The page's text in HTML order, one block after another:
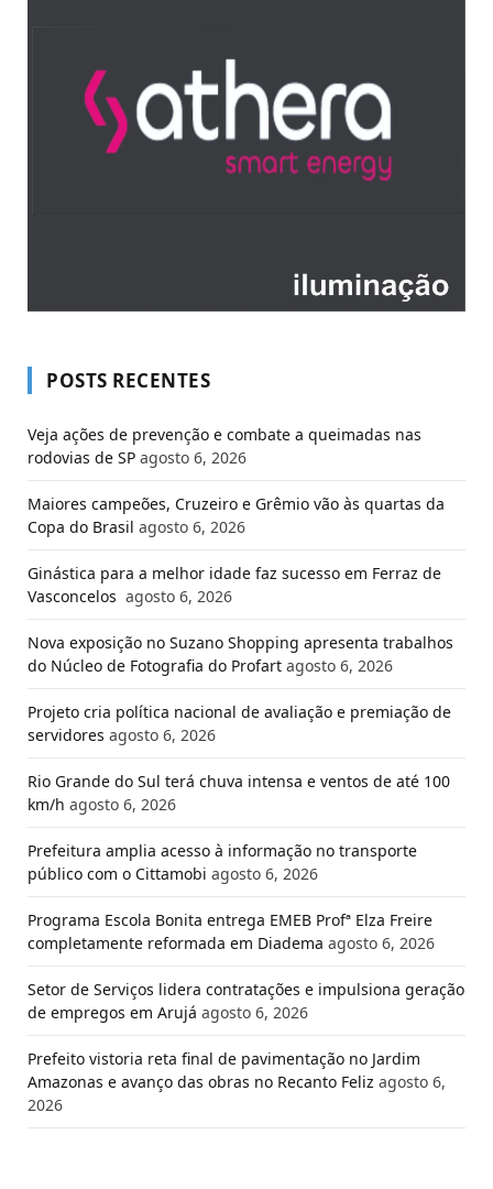
POSTS RECENTES
Veja ações de prevenção e combate a queimadas nas
rodovias de SP agosto 6, 2026
Maiores campeões, Cruzeiro e Grêmio vão às quartas da
Copa do Brasil agosto 6, 2026
Ginástica para a melhor idade faz sucesso em Ferraz de
Vasconcelos agosto 6, 2026
Nova exposição no Suzano Shopping apresenta trabalhos
do Núcleo de Fotografia do Profart agosto 6, 2026
Projeto cria política nacional de avaliação e premiação de
servidores agosto 6, 2026
Rio Grande do Sul terá chuva intensa e ventos de até 100
km/h agosto 6, 2026
Prefeitura amplia acesso à informação no transporte
público com o Cittamobi agosto 6, 2026
Programa Escola Bonita entrega EMEB Profª Elza Freire
completamente reformada em Diadema agosto 6, 2026
​Setor de Serviços lidera contratações e impulsiona geração
de empregos em Arujá agosto 6, 2026
Prefeito vistoria reta final de pavimentação no Jardim
Amazonas e avanço das obras no Recanto Feliz agosto 6,
2026